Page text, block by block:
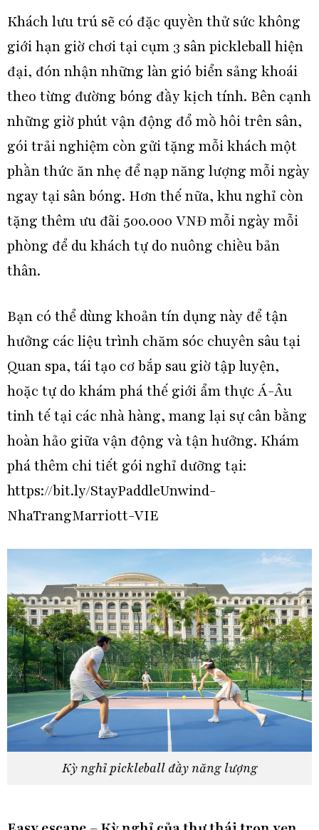
Khách lưu trú sẽ có đặc quyền thử sức không
giới hạn giờ chơi tại cụm 3 sân pickleball hiện
đại, đón nhận những làn gió biển sảng khoái
theo từng đường bóng đầy kịch tính. Bên cạnh
những giờ phút vận động đổ mồ hôi trên sân,
gói trải nghiệm còn gửi tặng mỗi khách một
phần thức ăn nhẹ để nạp năng lượng mỗi ngày
ngay tại sân bóng. Hơn thế nữa, khu nghỉ còn
tặng thêm ưu đãi 500.000 VNĐ mỗi ngày mỗi
phòng để du khách tự do nuông chiều bản
thân.
Bạn có thể dùng khoản tín dụng này để tận
hưởng các liệu trình chăm sóc chuyên sâu tại
Quan spa, tái tạo cơ bắp sau giờ tập luyện,
hoặc tự do khám phá thế giới ẩm thực Á-Âu
tinh tế tại các nhà hàng, mang lại sự cân bằng
hoàn hảo giữa vận động và tận hưởng. Khám
phá thêm chi tiết gói nghỉ dưỡng tại:
https://bit.ly/StayPaddleUnwind-
NhaTrangMarriott-VIE
Kỳ nghỉ pickleball đầy năng lượng